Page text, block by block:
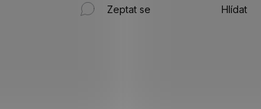
Zeptat se Hlídat